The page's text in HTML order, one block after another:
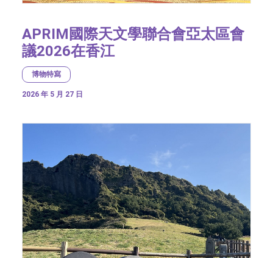
APRIM國際天文學聯合會亞太區會
議2026在香江
博物特寫
2026 年 5 月 27 日